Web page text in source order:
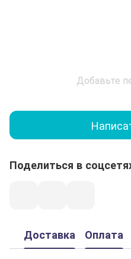
Добавьте
Поделиться в
Доставка Оплата